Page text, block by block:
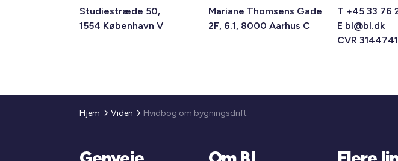
Studiestræde 50,
1554 København V
Mariane Thomsens Gade
2F, 6.1, 8000 Aarhus C
T +45 33 76
E bl@bl.dk
CVR
Hjem Viden Hvidbog om bygningsdrift